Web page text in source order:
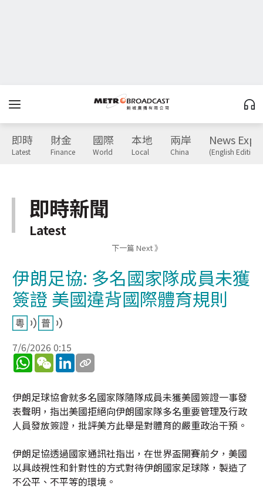
即時
Latest
財金
Finance
國際
World
本地
Local
兩岸
China
News
(English Edition)
即時新聞
Latest
下一篇 Next 》
伊朗足協: 多名國家隊成員未獲
簽證 美國違背國際體育規則
7/6/2026 0:15
WhatsApp
WeChatLinkedIn
伊朗足球協會就多名國家隊隨隊成員未獲美國簽證一事發
表聲明，指出美國拒絕向伊朗國家隊多名重要管理及行政
人員發放簽證，批評美方此舉是對體育的嚴重政治干預。
伊朗足協透過國家通訊社指出，在世界盃開賽前夕，美國
以具歧視性和針對性的方式對待伊朗國家足球隊，製造了
不公平、不平等的環境。